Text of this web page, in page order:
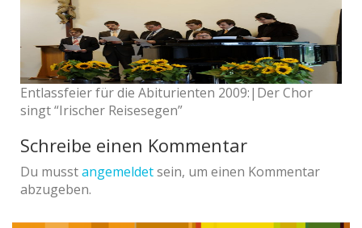
Entlassfeier für die Abiturienten 2009:|Der Chor
singt “Irischer Reisesegen”
Schreibe einen Kommentar
Du musstangemeldetsein, um einen Kommentar
abzugeben.